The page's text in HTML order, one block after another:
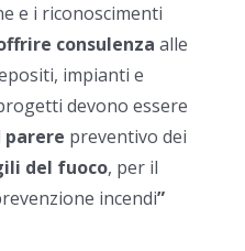
e i riconoscimenti
consulenza alle
impianti e
devono essere
parere preventivo dei
del fuoco, per il
incendi”